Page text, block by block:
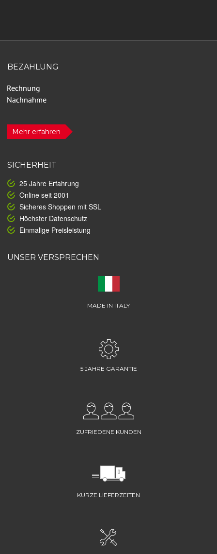
BEZAHLUNG
Mehr erfahren
SICHERHEIT
25 Jahre Erfahrung
Online seit 2001
Sicheres Shoppen mit SSL
Höchster Datenschutz
Einmalige Preisleistung
UNSER VERSPRECHEN
MADE IN ITALY
5 JAHRE GARANTIE
ZUFRIEDENE KUNDEN
KURZE LIEFERZEITEN